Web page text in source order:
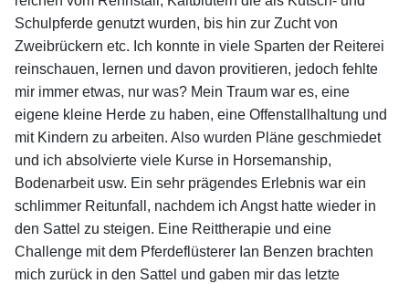
Schulpferde genutzt wurden, bis hin zur Zucht von
Zweibrückern etc. Ich konnte in viele Sparten der Reiterei
reinschauen, lernen und davon provitieren, jedoch fehlte
mir immer etwas, nur was? Mein Traum war es, eine
eigene kleine Herde zu haben, eine Offenstallhaltung und
mit Kindern zu arbeiten. Also wurden Pläne geschmiedet
und ich absolvierte viele Kurse in Horsemanship,
Bodenarbeit usw. Ein sehr prägendes Erlebnis war ein
schlimmer Reitunfall, nachdem ich Angst hatte wieder in
den Sattel zu steigen. Eine Reittherapie und eine
Challenge mit dem Pferdeflüsterer Ian Benzen brachten
mich zurück in den Sattel und gaben mir das letzte